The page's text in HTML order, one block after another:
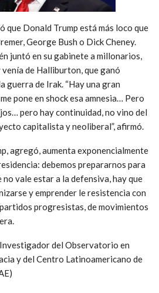
que Donald Trump está más loco que
George Bush o Dick Cheney.
juntó en su gabinete a millonarios,
de Halliburton, que ganó
guerra de Irak. “Hay una gran
pone en shock esa amnesia… Pero
pero hay continuidad, no vino del
capitalista y neoliberal”, afirmó.
agregó, aumenta exponencialmente
debemos prepararnos para
no vale estar a la defensiva, hay que
y emprender le resistencia con
progresistas, de movimientos
del Observatorio en
y del Centro Latinoamericano de